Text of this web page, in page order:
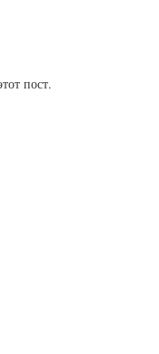
пост.